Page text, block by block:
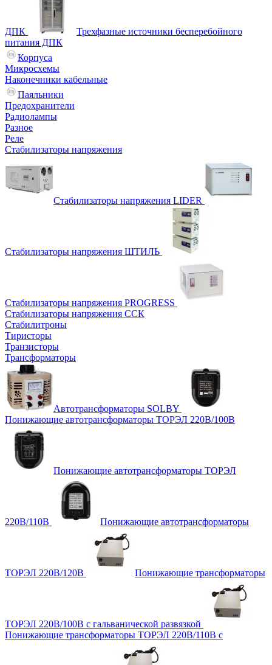
ДПК
Трехфазные источники бесперебойного
питания ДПК
Корпуса
Микросхемы
Наконечники кабельные
Паяльники
Предохранители
Радиолампы
Разное
Реле
Стабилизаторы напряжения
Стабилизаторы напряжения LIDER
Стабилизаторы напряжения ШТИЛЬ
Стабилизаторы напряжения PROGRESS
Стабилизаторы напряжения ССК
Стабилитроны
Тиристоры
Транзисторы
Трансформаторы
Автотрансформаторы SOLBY
Понижающие автотрансформаторы ТОРЭЛ 220В/100В
Понижающие автотрансформаторы ТОРЭЛ
220В/110В Понижающие автотрансформаторы
ТОРЭЛ 220В/120В Понижающие трансформаторы
ТОРЭЛ 220В/100В с гальванической развязкой
Понижающие трансформаторы ТОРЭЛ 220В/110В с